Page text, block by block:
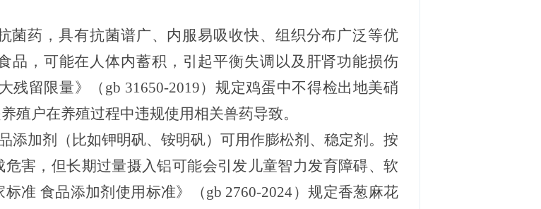
菌药 ，具有抗菌谱广、内服易吸收快、组织分布广泛等优
品，可能在人体内蓄积，引起平衡失调以及肝肾功能损伤
残留限量》（ gb 31650-2019） 规定鸡蛋中不得检出地美硝
养殖户在养殖过程中违规使用相关兽药导致。
添加剂（比如钾明矾、铵明矾）可用作膨松剂、稳定剂。按
害，但长期过量摄入铝可能会引发儿童智力发育障碍、软
标准 食品添加剂使用标准》（gb 2760-2024）规定香葱麻花